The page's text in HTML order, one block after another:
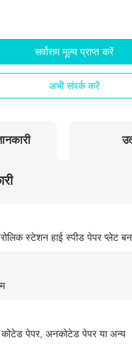
सर्वोत्तम मूल्य प्राप्त करें
अभी संपर्क करें
स्टेशन हाई स्पीड पेपर प्लेट
कोटेड पेपर, अनकोटेड पेपर या अन्य